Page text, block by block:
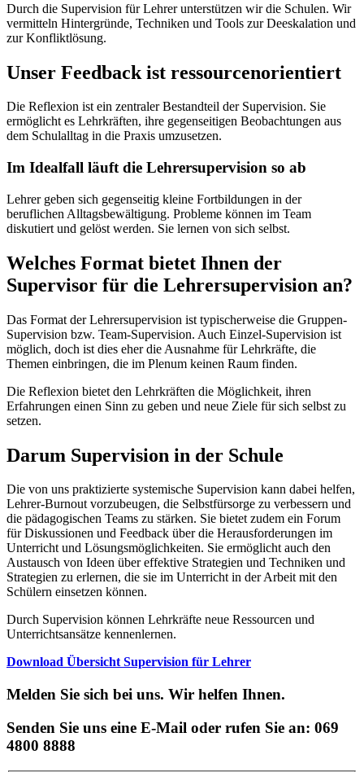
Durch die Supervision für Lehrer unterstützen wir die Schulen. Wir
vermitteln Hintergründe, Techniken und Tools zur Deeskalation und
zur Konfliktlösung.
Unser Feedback ist ressourcenorientiert
Die Reflexion ist ein zentraler Bestandteil der Supervision. Sie
ermöglicht es Lehrkräften, ihre gegenseitigen Beobachtungen aus
dem Schulalltag in die Praxis umzusetzen.
Im Idealfall läuft die Lehrersupervision so ab
Lehrer geben sich gegenseitig kleine Fortbildungen in der
beruflichen Alltagsbewältigung. Probleme können im Team
diskutiert und gelöst werden. Sie lernen von sich selbst.
Welches Format bietet Ihnen der
Supervisor für die Lehrersupervision an?
Das Format der Lehrersupervision ist typischerweise die Gruppen-
Supervision bzw. Team-Supervision. Auch Einzel-Supervision ist
möglich, doch ist dies eher die Ausnahme für Lehrkräfte, die
Themen einbringen, die im Plenum keinen Raum finden.
Die Reflexion bietet den Lehrkräften die Möglichkeit, ihren
Erfahrungen einen Sinn zu geben und neue Ziele für sich selbst zu
setzen.
Darum Supervision in der Schule
Die von uns praktizierte systemische Supervision kann dabei helfen,
Lehrer-Burnout vorzubeugen, die Selbstfürsorge zu verbessern und
die pädagogischen Teams zu stärken. Sie bietet zudem ein Forum
für Diskussionen und Feedback über die Herausforderungen im
Unterricht und Lösungsmöglichkeiten. Sie ermöglicht auch den
Austausch von Ideen über effektive Strategien und Techniken und
Strategien zu erlernen, die sie im Unterricht in der Arbeit mit den
Schülern einsetzen können.
Durch Supervision können Lehrkräfte neue Ressourcen und
Unterrichtsansätze kennenlernen.
Download Übersicht Supervision für Lehrer
Melden Sie sich bei uns. Wir helfen Ihnen.
Senden Sie uns eine E-Mail oder rufen Sie an: 069
4800 8888